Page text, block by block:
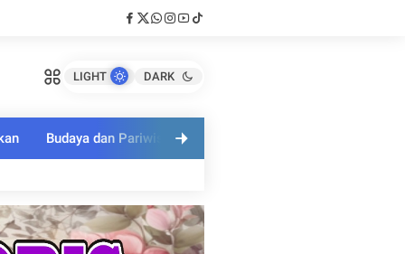
LIGHT DARK
Budaya dan Pariwisata